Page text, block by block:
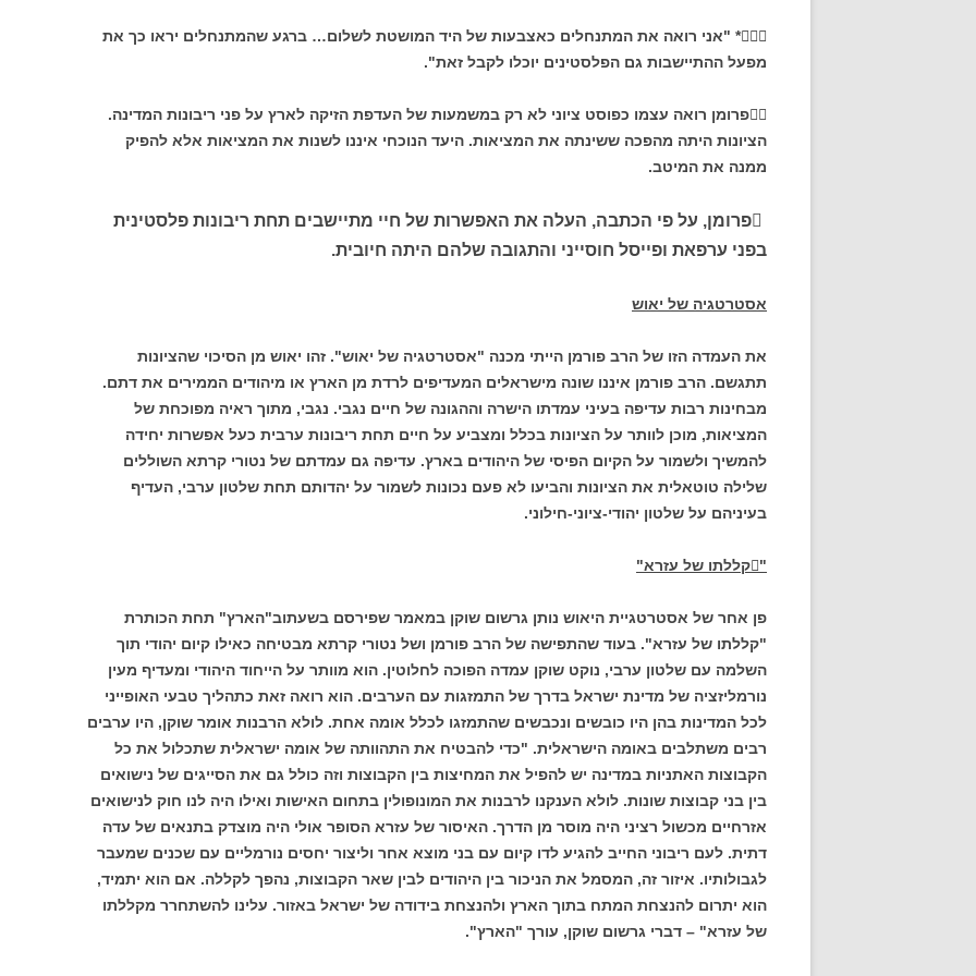
* "אני רואה את המתנחלים כאצבעות של היד המושטת לשלום… ברגע שהמתנחלים יראו כך את
מפעל ההתיישבות גם הפלסטינים יוכלו לקבל זאת".
פרומן רואה עצמו כפוסט ציוני לא רק במשמעות של העדפת הזיקה לארץ על פני ריבונות המדינה.
הציונות היתה מהפכה ששינתה את המציאות. היעד הנוכחי איננו לשנות את המציאות אלא להפיק
ממנה את המיטב.
פרומן
, על פי הכתבה, העלה את האפשרות של חיי מתיישבים תחת ריבונות פלסטינית
בפני ערפאת ופייסל חוסייני והתגובה שלהם היתה חיובית.
אסטרטגיה של יאוש
את העמדה הזו של הרב פורמן הייתי מכנה "אסטרטגיה של יאוש". זהו יאוש מן הסיכוי שהציונות
תתגשם. הרב פורמן איננו שונה מישראלים המעדיפים לרדת מן הארץ או מיהודים הממירים את דתם.
מבחינות רבות עדיפה בעיני עמדתו הישרה וההגונה של חיים נגבי. נגבי, מתוך ראיה מפוכחת של
המציאות, מוכן לוותר על הציונות בכלל ומצביע על חיים תחת ריבונות ערבית כעל אפשרות יחידה
להמשיך ולשמור על הקיום הפיסי של היהודים בארץ. עדיפה גם עמדתם של נטורי קרתא השוללים
שלילה טוטאלית את הציונות והביעו לא פעם נכונות לשמור על יהדותם תחת שלטון ערבי, העדיף
בעיניהם על שלטון יהודי-ציוני-חילוני.
" קללתו של עזרא"
פן אחר של אסטרטגיית היאוש נותן גרשום שוקן במאמר שפירסם בשעתוב"הארץ" תחת הכותרת
"קללתו של עזרא". בעוד שהתפישה של הרב פורמן ושל נטורי קרתא מבטיחה כאילו קיום יהודי תוך
השלמה עם שלטון ערבי, נוקט שוקן עמדה הפוכה לחלוטין. הוא מוותר על הייחוד היהודי ומעדיף מעין
נורמליזציה של מדינת ישראל בדרך של התמזגות עם הערבים. הוא רואה זאת כתהליך טבעי האופייני
לכל המדינות בהן היו כובשים ונכבשים שהתמזגו לכלל אומה אחת. לולא הרבנות אומר שוקן, היו ערבים
רבים משתלבים באומה הישראלית. "כדי להבטיח את התהוותה של אומה ישראלית שתכלול את כל
הקבוצות האתניות במדינה יש להפיל את המחיצות בין הקבוצות וזה כולל גם את הסייגים של נישואים
בין בני קבוצות שונות. לולא הענקנו לרבנות את המונופולין בתחום האישות ואילו היה לנו חוק לנישואים
אזרחיים מכשול רציני היה מוסר מן הדרך. האיסור של עזרא הסופר אולי היה מוצדק בתנאים של עדה
דתית. לעם ריבוני החייב להגיע לדו קיום עם בני מוצא אחר וליצור יחסים נורמליים עם שכנים שמעבר
לגבולותיו. איזור זה, המסמל את הניכור בין היהודים לבין שאר הקבוצות, נהפך לקללה. אם הוא יתמיד,
הוא יתרום להנצחת המתח בתוך הארץ ולהנצחת בידודה של ישראל באזור. עלינו להשתחרר מקללתו
של עזרא" – דברי גרשום שוקן, עורך "הארץ".